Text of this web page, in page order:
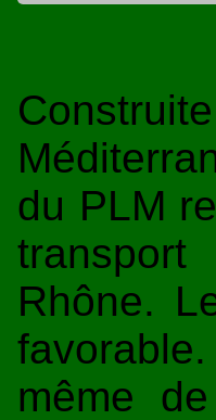
du PLM
Rhône.
même